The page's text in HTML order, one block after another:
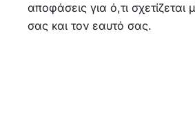
αποφάσεις για ό,τι σχετίζεται
σας και τον εαυτό σας.